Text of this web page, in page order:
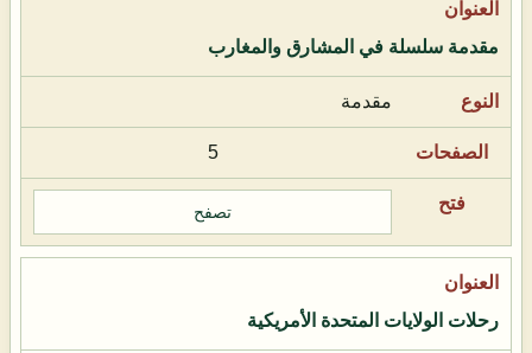
مقدمة سلسلة في المشارق والمغارب
مقدمة
5
تصفح
رحلات الولايات المتحدة الأمريكية